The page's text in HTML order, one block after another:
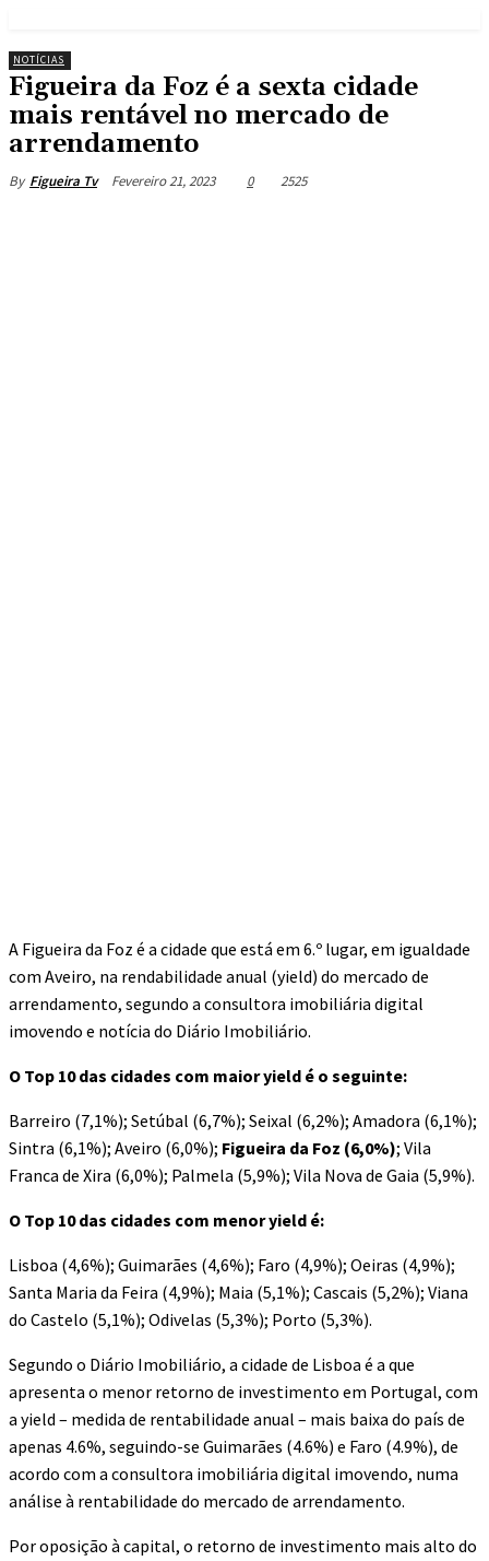
NOTÍCIAS
Figueira da Foz é a sexta cidade
mais rentável no mercado de
arrendamento
By Figueira Tv Fevereiro 21, 2023 0 2525
A Figueira da Foz é a cidade que está em 6.º lugar, em igualdade
com Aveiro, na rendabilidade anual (yield) do mercado de
arrendamento, segundo a consultora imobiliária digital
imovendo e notícia do Diário Imobiliário.
O Top 10 das cidades com maior yield é o seguinte:
Barreiro (7,1%); Setúbal (6,7%); Seixal (6,2%); Amadora (6,1%);
Sintra (6,1%); Aveiro (6,0%); Figueira da Foz (6,0%); Vila
Franca de Xira (6,0%); Palmela (5,9%); Vila Nova de Gaia (5,9%).
O Top 10 das cidades com menor yield é:
Lisboa (4,6%); Guimarães (4,6%); Faro (4,9%); Oeiras (4,9%);
Santa Maria da Feira (4,9%); Maia (5,1%); Cascais (5,2%); Viana
do Castelo (5,1%); Odivelas (5,3%); Porto (5,3%).
Segundo o Diário Imobiliário, a cidade de Lisboa é a que
apresenta o menor retorno de investimento em Portugal, com
a yield – medida de rentabilidade anual – mais baixa do país de
apenas 4.6%, seguindo-se Guimarães (4.6%) e Faro (4.9%), de
acordo com a consultora imobiliária digital imovendo, numa
análise à rentabilidade do mercado de arrendamento.
Por oposição à capital, o retorno de investimento mais alto do